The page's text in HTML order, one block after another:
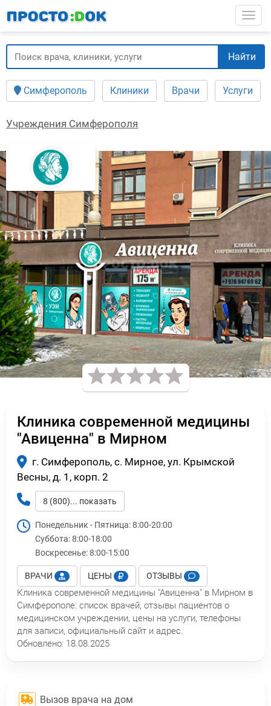
содержанию
Найти
Симферополь Клиники Врачи Услуги
Учреждения Симферополя
Клиника современной медицины
"Авиценна" в Мирном
г. Симферополь, с. Мирное, ул. Крымской
Весны, д. 1, корп. 2
8 (800)... показать
Понедельник - Пятница:8:00-20:00
Суббота:8:00-18:00
Воскресенье:8:00-15:00
ВРАЧИ ЦЕНЫ ОТЗЫВЫ
Клиника современной медицины "Авиценна" в Мирном в
Симферополе: список врачей, отзывы пациентов о
медицинском учреждении, цены на услуги, телефоны
для записи, официальный сайт и адрес.
Обновлено: 18.08.2025
Вызов врача на дом